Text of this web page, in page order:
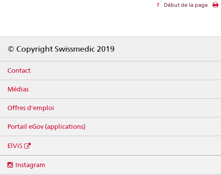
Début de la page
© Copyright Swissmedic 2019
Contact
Médias
Offres d'emploi
Portail eGov (applications)
ElViS
media
Instagram